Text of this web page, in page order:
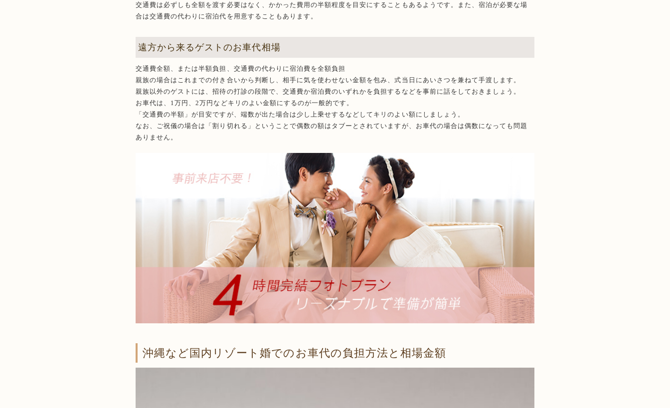
交通費は必ずしも全額を渡す必要はなく、かかった費用の半額程度を目安にすることもあるようです。また、宿泊が必要な場
合は交通費の代わりに宿泊代を用意することもあります。
遠方から来るゲストのお車代相場
交通費全額、または半額負担、交通費の代わりに宿泊費を全額負担
親族の場合はこれまでの付き合いから判断し、相手に気を使わせない金額を包み、式当日にあいさつを兼ねて手渡します。
親族以外のゲストには、招待の打診の段階で、交通費か宿泊費のいずれかを負担するなどを事前に話をしておきましょう。
お車代は、1万円、2万円などキリのよい金額にするのが一般的です。
「交通費の半額」が目安ですが、端数が出た場合は少し上乗せするなどしてキリのよい額にしましょう。
なお、ご祝儀の場合は「割り切れる」ということで偶数の額はタブーとされていますが、お車代の場合は偶数になっても問題
ありません。
沖縄など国内リゾート婚でのお車代の負担方法と相場金額